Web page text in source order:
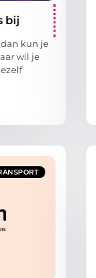
bij
kun je
wil je